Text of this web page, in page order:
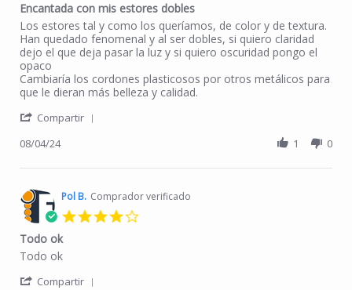
Encantada con mis estores dobles
Review by RAQUEL C. on 4 Aug 2024
review stating Encantada con mis estores dobles
Los estores tal y como los queríamos, de color y de textura.
Han quedado fenomenal y al ser dobles, si quiero claridad
dejo el que deja pasar la luz y si quiero oscuridad pongo el
opaco
Cambiaría los cordones plasticosos por otros metálicos para
que le dieran más belleza y calidad.
Compartir
08/04/24 1 0
Pol B. Comprador verificado
Todo ok
Review by Pol B. on 11 Jul 2025
review stating Todo ok
Todo ok
Compartir